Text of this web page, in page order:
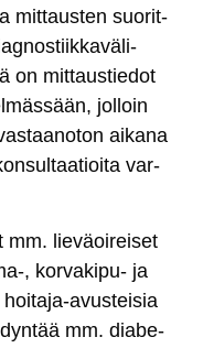
mit­taus­ten suo­rit­
on mit­taus­tie­dot
jol­loin
ai­ka­na
var­
mm. lie­väoi­rei­set
, kor­va­ki­pu- ja
avus­tei­sia
mm. dia­be­